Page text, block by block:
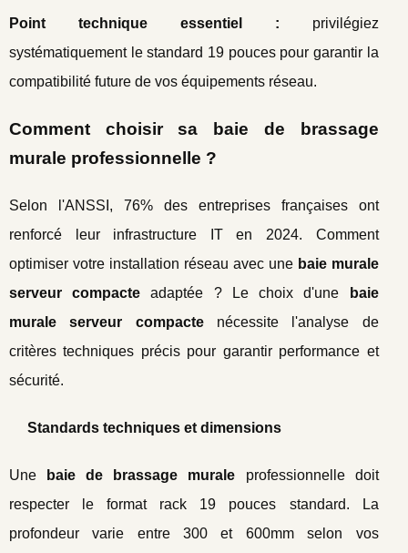
Point technique essentiel : privilégiez
systématiquement le standard 19 pouces pour garantir la
compatibilité future de vos équipements réseau.
Comment choisir sa baie de brassage
murale professionnelle ?
Selon l'ANSSI, 76% des entreprises françaises ont
renforcé leur infrastructure IT en 2024. Comment
optimiser votre installation réseau avec une baie murale
serveur compacte adaptée ? Le choix d'une
baie
murale serveur compactenécessite l'analyse de
critères techniques précis pour garantir performance et
sécurité.
Standards techniques et dimensions
Une baie de brassage murale professionnelle doit
respecter le format rack 19 pouces standard. La
profondeur varie entre 300 et 600mm selon vos